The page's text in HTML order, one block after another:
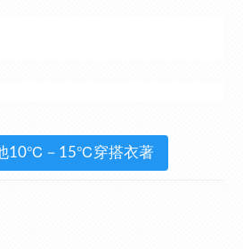
10℃－15℃穿搭衣著